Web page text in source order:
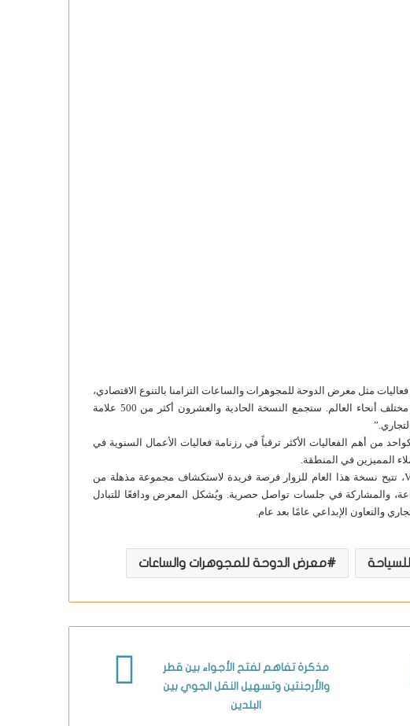
مع أهداف رؤية قطر الوطنية 2030، تعكس فعاليات مثل معرض الدوحة للمجوهرات والساعات التزامنا بالتنوع الاقتصادي،
ودعم المواهب المحلية، وتقديم تجارب فريدة للزوار من مختلف أنحاء العالم. ستجمع النسخة الحادية والعشرون أكثر من 500 علامة
من أهم الفعاليات الأكثر ترقباً في رزنامة فعاليات الأعمال السنوية في
المميزين في المنطقة.
ومع كونه ينظم من قِبل قطر للسياحة وبرعاية Visit Qatar، تتيح نسخة هذا العام للزوار فرصة فريدة لاستكشاف مجموعة مذهلة من
والمشاركة في جلسات تواصل حصرية. ويُشكل المعرض ودافعًا للتبادل
والتعاون الإبداعي عامًا بعد عام.
معرض الدوحة للمجوهرات والساعات
مذكرة تفاهم لفتح الأجواء بين قطر
والأرجنتين وتسهيل النقل الجوي بين
البلدين